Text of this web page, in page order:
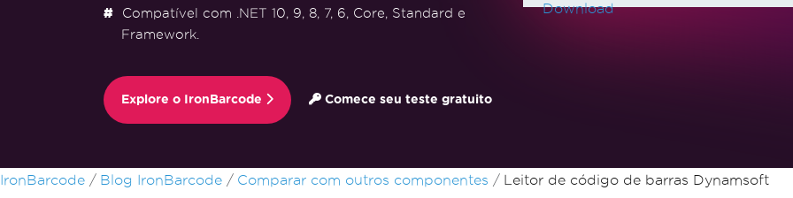
Compatível com .NET 10, 9, 8, 7, 6, Core, Standard e
Framework.
Explore o IronBarcode Comece seu teste gratuito
// Reader will stop
Ir para o conteúdo do rodapé
IronBarcode Blog IronBarcode Comparar com outros componentes Leitor de código de barras Dynamsoft